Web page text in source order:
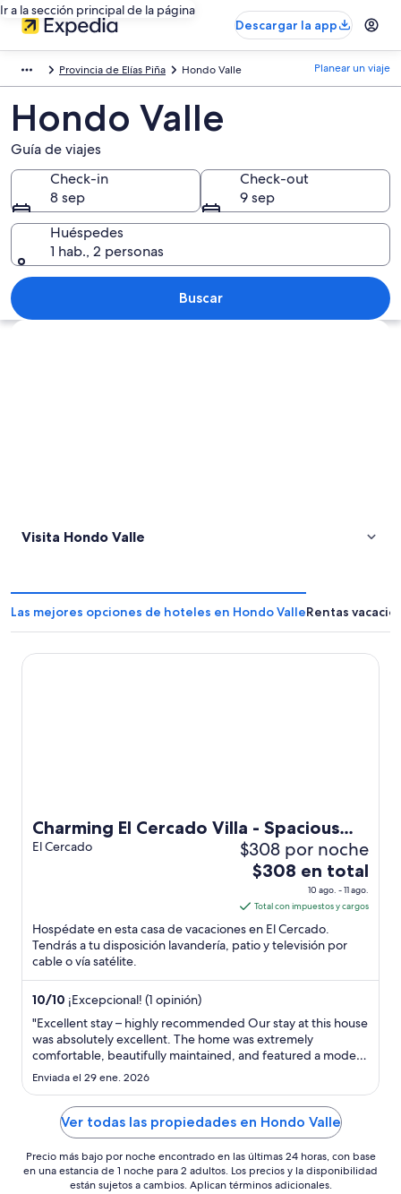
Ir a la sección principal de la página
Descargar la app
Provincia de Elías Piña Hondo Valle Planear un viaje
Hondo Valle
Guía de viajes
Check-in
8 sep
Check-out
9 sep
Huéspedes
1 hab., 2 personas
Buscar
Explorar mapa
Visita Hondo Valle
Las mejores opciones de hoteles en Hondo ValleRentas
Charming El Cercado Villa - Spacious
Modern 3BR with AC- Family Friendly
El Cercado $308 por noche
El
es
de
$308
total
noche
del
10
al
11
ago
$308 en total
10 ago. - 11 ago.
Total con impuestos y cargos
Hospédate en esta casa de vacaciones en El Cercado.
Tendrás a tu disposición lavandería, patio y televisión por
cable o vía satélite.
10/10 ¡Excepcional! (1 opinión)
"Excellent stay – highly recommended Our stay at this house
was absolutely excellent. The home was extremely
comfortable, beautifully maintained, and featured a modern
Florida-style design that immediately made us feel at home.
up for guests. ..."
Enviada el 29 ene. 2026
Charming El Cercado Villa - Spacious Modern 3BR with
Ver todas las propiedades en Hondo Valle
Precio más bajo por noche encontrado en las últimas 24 horas, con base
en una estancia de 1 noche para 2 adultos. Los precios y la disponibilidad
están sujetos a cambios. Aplican términos adicionales.